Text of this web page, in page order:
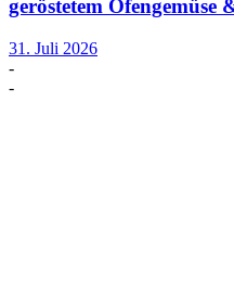
geröstetem Ofengemüse
31. Juli 2026
-
-